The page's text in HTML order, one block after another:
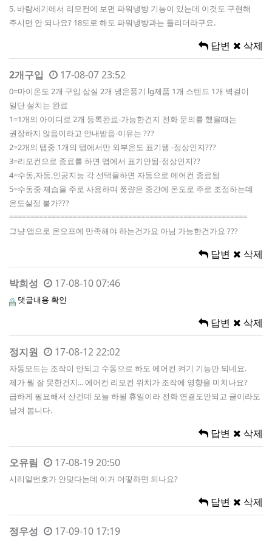
5. 바람세기에서 리모컨에 보면 파워냉방 기능이 있는데 이것도 구현해
주시면 안 되나요? 18도로 해도 파워냉방과는 틀리더라구요.
답변 삭제
2개구입 17-08-07 23:52
0=마이온도 2개 구입 삼실 2개 냉온풍기 lg제품 1개 스텐드 1개 벽걸이
일단 설치는 완료
1=1개의 아이디로 2개 등록완료-가능한건지 전화 문의를 했을때는
권장하지 않음이라고 안내받음-이유는 ???
2=2개의 탭중 1개의 탭에서만 외부온도 표기됌 -정상인지???
3=리모컨으로 종료를 하면 앱에서 표기안됨-정상인지??
4=수동,자동,인공지능 각 선택을하면 자동으로 에어컨 종료됨
5=수동중 제습을 주로 사용하며 풍량은 중간에 온도로 주로 조정하는데
온도설정 불가???
========================================================
그냥 앱으로 온오프에 만족해야 하는건가요 아님 가능한건가요 ???
답변 삭제
박희성 17-08-10 07:46
댓글내용 확인
답변 삭제
정지원 17-08-12 22:02
자동모드는 조작이 안되고 수동으로 하도 에어컨 켜기 기능만 되네요.
제가 뭘 잘 못한건지... 에어컨 리모컨 위치가 조작에 영향을 미치나요?
급하게 필요해서 산건데 오늘 하필 휴일이라 전화 연결도안되고 글이라도
남겨 봅니다.
답변 삭제
오유림 17-08-19 20:50
시리얼번호가 안맞다는데 이거 어떻하면 되나요?
답변 삭제
정우성 17-09-10 17:19